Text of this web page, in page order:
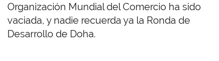
Organización Mundial del Comercio ha sido
vaciada, y nadie recuerda ya la Ronda de
Desarrollo de Doha.